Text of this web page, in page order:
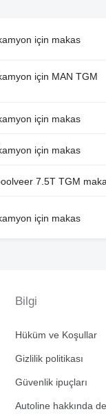
için makas
için MAN TGM
için makas
için makas
7.5T TGM
için makas
Bilgi
Hüküm ve Koşullar
Gizlilik politikası
Güvenlik ipuçları
Autoline hakkında